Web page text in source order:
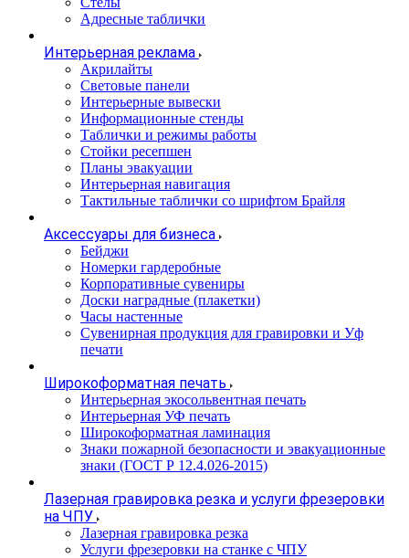
Адресные таблички
Интерьерная реклама
Акрилайты
Световые панели
Интерьерные вывески
Информационные стенды
Таблички и режимы работы
Стойки ресепшен
Планы эвакуации
Интерьерная навигация
Тактильные таблички со шрифтом Брайля
Аксессуары для бизнеса
Бейджи
Номерки гардеробные
Корпоративные сувениры
Доски наградные (плакетки)
Часы настенные
Сувенирная продукция для гравировки и Уф
печати
Широкоформатная печать
Интерьерная экосольвентная печать
Интерьерная УФ печать
Широкоформатная ламинация
Знаки пожарной безопасности и эвакуационные
знаки (ГОСТ Р 12.4.026-2015)
Лазерная гравировка резка и услуги фрезеровки
на ЧПУ
Лазерная гравировка резка
Услуги фрезеровки на станке с ЧПУ